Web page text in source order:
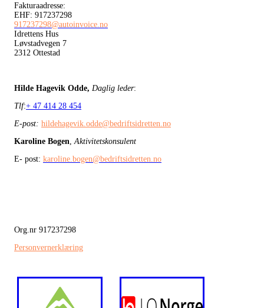
Fakturaadresse:
EHF: 917237298
917237298@autoinvoice.no
Idrettens Hus
Løvstadvegen 7
2312 Ottestad
Hilde Hagevik Odde, Daglig leder:
Tlf:+ 47 414 28 454
E-post: hildehagevik.odde@bedriftsidretten.no
Karoline Bogen Aktivitetskonsulent
E- post: karoline.bogen@bedriftsidretten.no
Org.nr 917237298
Personvernerklæring